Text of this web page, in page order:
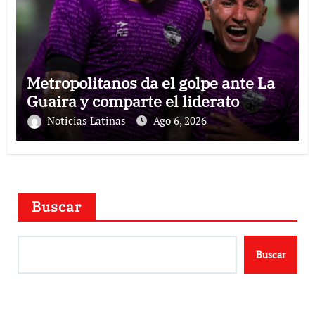
Metropolitanos da el golpe ante La
Guaira y comparte el liderato
Noticias Latinas Ago 6, 2026
Buscar
Buscar